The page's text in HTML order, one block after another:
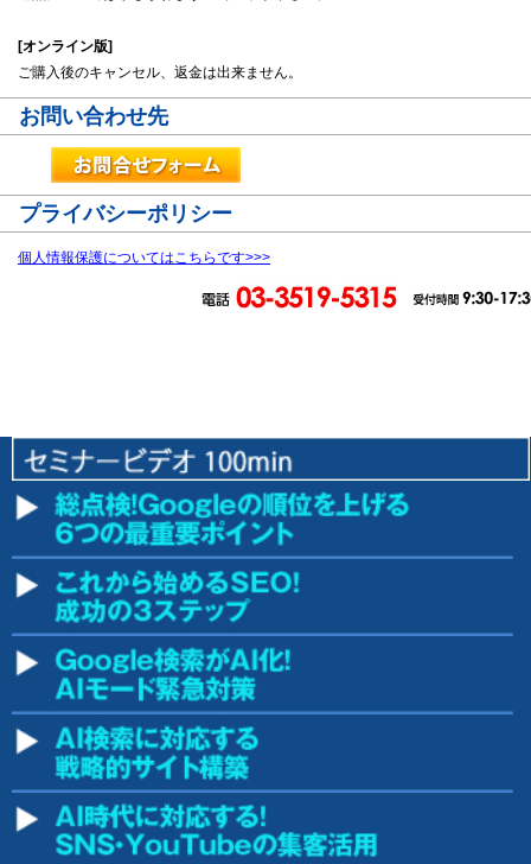
[オンライン版]
ご購入後のキャンセル、返金は出来ません。
お問い合わせ先
プライバシーポリシー
個人情報保護についてはこちらです>>>